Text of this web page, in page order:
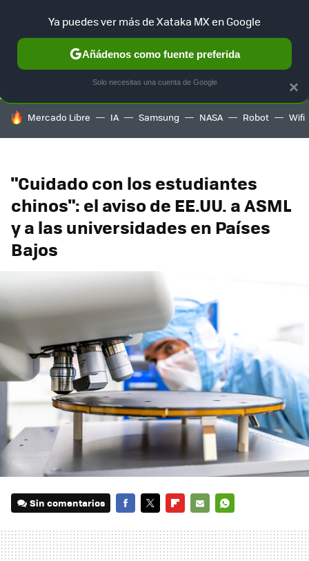
SELECCIÓN GAMING HOME AUTO TERRITORIO
HOY SE HABLA DE
Mercado Libre IA Samsung NASA Robot Wifi
"Cuidado con los estudiantes
chinos": el aviso de EE.UU. a ASML
y a las universidades en Países
Bajos
Sin comentarios
MAIL
×
Ya puedes ver más de Xataka MX en Google
Añádenos como fuente preferida
Solo necesitas una cuenta de Google